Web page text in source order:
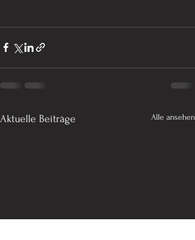
Aktuelle Beiträge Alle ansehen